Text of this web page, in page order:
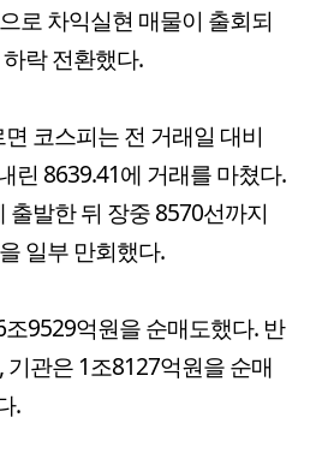
로 차익실현 매물이 출회되
락 전환했다.
코스피는 전 거래일 대비
린 8639.41에 거래를 마쳤다.
출발한 뒤 장중 8570선까지
일부 만회했다.
9529억원을 순매도했다. 반
관은 1조8127억원을 순매
.